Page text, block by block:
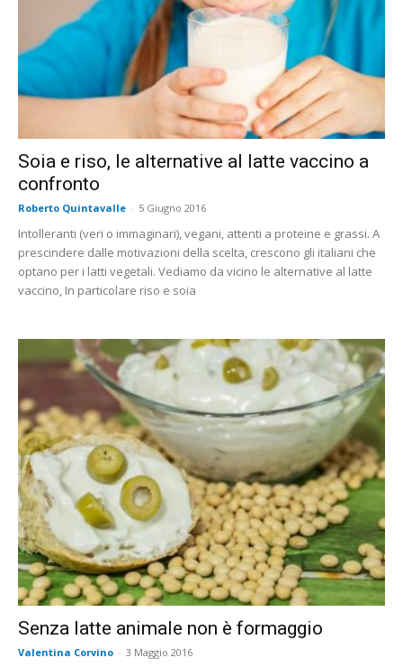
Soia e riso, le alternative al latte vaccino a
confronto
Roberto Quintavalle - 5 Giugno 2016
Intolleranti (veri o immaginari), vegani, attenti a proteine e grassi. A
prescindere dalle motivazioni della scelta, crescono gli italiani che
optano per i latti vegetali. Vediamo da vicino le alternative al latte
vaccino, In particolare riso e soia
Senza latte animale non è formaggio
Valentina Corvino - 3 Maggio 2016